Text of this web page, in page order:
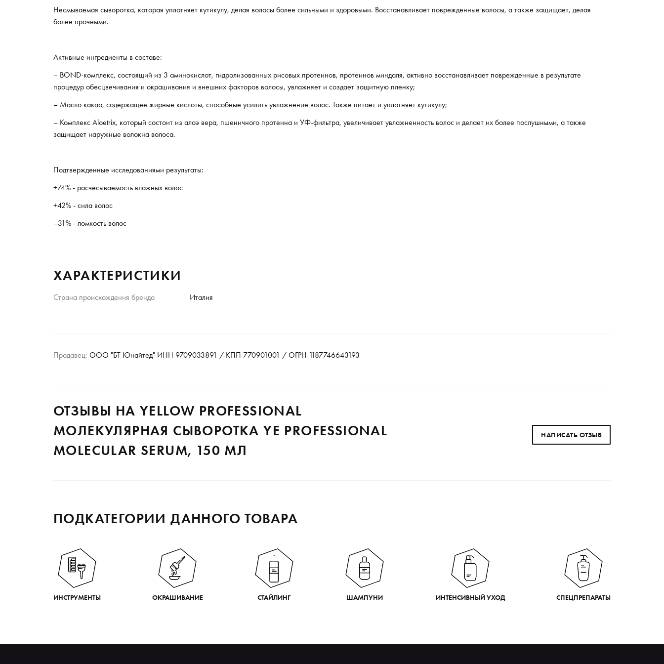
– Комплекс Aloetrix, который состоит из алоэ вера,
Подтвержденные исследованиями результаты:
+42% - сила волос
–31% - ломкость волос
Несмываемая сыворотка, которая уплотняет кутикулу, делая волосы более сильными и здоровыми. Восстанавливает поврежденные волосы, а также защищает, делая
более прочными.
Активные ингредиенты в составе:
– BOND-комплекс, состоящий из 3 аминокислот, гидролизованных рисовых протеинов, протеинов миндаля, активно восстанавливает поврежденные в результате
процедур обесцвечивания и окрашивания и внешних факторов волосы, увлажняет и создает защитную пленку;
– Масло какао, содержащее жирные кислоты, способные усилить увлажнение волос. Также питает и уплотняет кутикулу;
– Комплекс Aloetrix, который состоит из алоэ вера, пшеничного протеина и УФ-фильтра, увеличивает увлажненность волос и делает их более послушными, а также
защищает наружные волокна волоса.
Подтвержденные исследованиями результаты:
+74% - расчесываемость влажных волос
+42% - сила волос
–31% - ломкость волос
ХАРАКТЕРИСТИКИ
Страна происхождения бренда Италия
Продавец: ООО "БТ Юнайтед" ИНН 9709033891 / КПП 770901001 / ОГРН 1187746643193
ОТЗЫВЫ НА YELLOW PROFESSIONAL
МОЛЕКУЛЯРНАЯ СЫВОРОТКА YE PROFESSIONAL
MOLECULAR SERUM, 150 МЛ
НАПИСАТЬ ОТЗЫВ
ПОДКАТЕГОРИИ ДАННОГО ТОВАРА
ИНСТРУМЕНТЫ ОКРАШИВАНИЕ СТАЙЛИНГ ШАМПУНИ ИНТЕНСИВНЫЙ УХОД СПЕЦПРЕПАРАТЫ